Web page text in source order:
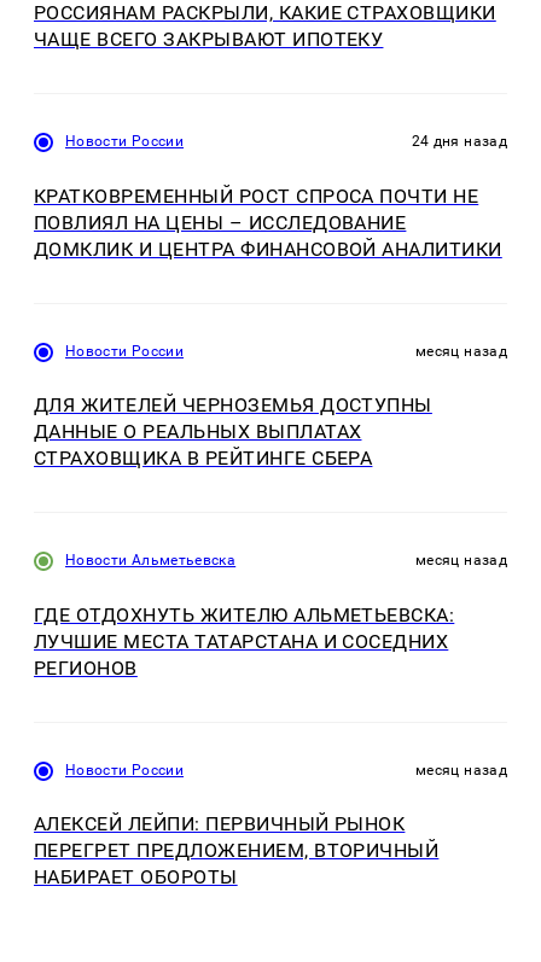
РОССИЯНАМ РАСКРЫЛИ, КАКИЕ СТРАХОВЩИКИ
ЧАЩЕ ВСЕГО ЗАКРЫВАЮТ ИПОТЕКУ
Новости России 24 дня назад
КРАТКОВРЕМЕННЫЙ РОСТ СПРОСА ПОЧТИ НЕ
ПОВЛИЯЛ НА ЦЕНЫ – ИССЛЕДОВАНИЕ
ДОМКЛИК И ЦЕНТРА ФИНАНСОВОЙ АНАЛИТИКИ
Новости России месяц назад
ДЛЯ ЖИТЕЛЕЙ ЧЕРНОЗЕМЬЯ ДОСТУПНЫ
ДАННЫЕ О РЕАЛЬНЫХ ВЫПЛАТАХ
СТРАХОВЩИКА В РЕЙТИНГЕ СБЕРА
Новости Альметьевска месяц назад
ГДЕ ОТДОХНУТЬ ЖИТЕЛЮ АЛЬМЕТЬЕВСКА:
ЛУЧШИЕ МЕСТА ТАТАРСТАНА И СОСЕДНИХ
РЕГИОНОВ
Новости России месяц назад
АЛЕКСЕЙ ЛЕЙПИ: ПЕРВИЧНЫЙ РЫНОК
ПЕРЕГРЕТ ПРЕДЛОЖЕНИЕМ, ВТОРИЧНЫЙ
НАБИРАЕТ ОБОРОТЫ